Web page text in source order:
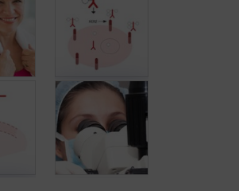
Trastuzumab-
emtansine:
nieuwe gerichte
behandeling
voor HER2-
positieve
borstkanker